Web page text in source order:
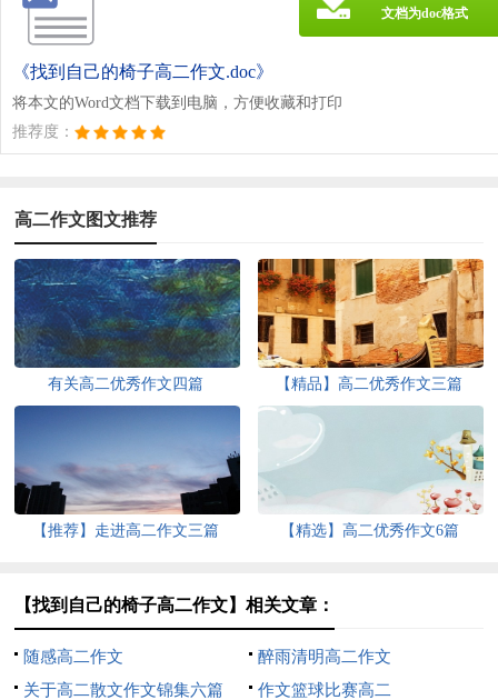
《找到自己的椅子高二作文.doc》
将本文的Word文档下载到电脑，方便收藏和打印
推荐度：
文档为doc格式
高二作文图文推荐
有关高二优秀作文四篇 【精品】高二优秀作文三篇
【推荐】走进高二作文三篇 【精选】高二优秀作文6篇
【找到自己的椅子高二作文】相关文章：
随感高二作文
醉雨清明高二作文
关于高二散文作文锦集六篇
作文篮球比赛高二